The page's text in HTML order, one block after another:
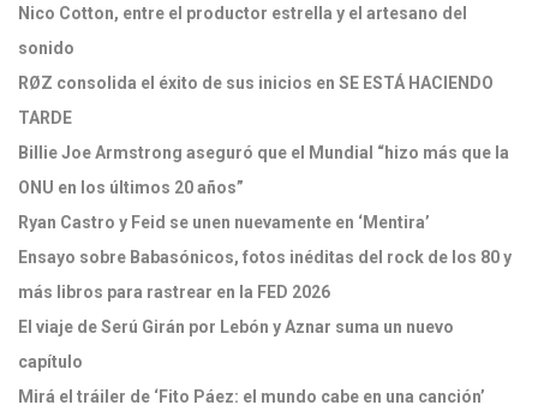
Nico Cotton, entre el productor estrella y el artesano del
sonido
RØZ consolida el éxito de sus inicios en SE ESTÁ HACIENDO
TARDE
Billie Joe Armstrong aseguró que el Mundial “hizo más que la
ONU en los últimos 20 años”
Ryan Castro y Feid se unen nuevamente en ‘Mentira’
Ensayo sobre Babasónicos, fotos inéditas del rock de los 80 y
más libros para rastrear en la FED 2026
El viaje de Serú Girán por Lebón y Aznar suma un nuevo
capítulo
Mirá el tráiler de ‘Fito Páez: el mundo cabe en una canción’